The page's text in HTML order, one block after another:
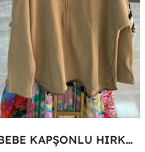
BEBE KAPŞONLU HIRKA Bej